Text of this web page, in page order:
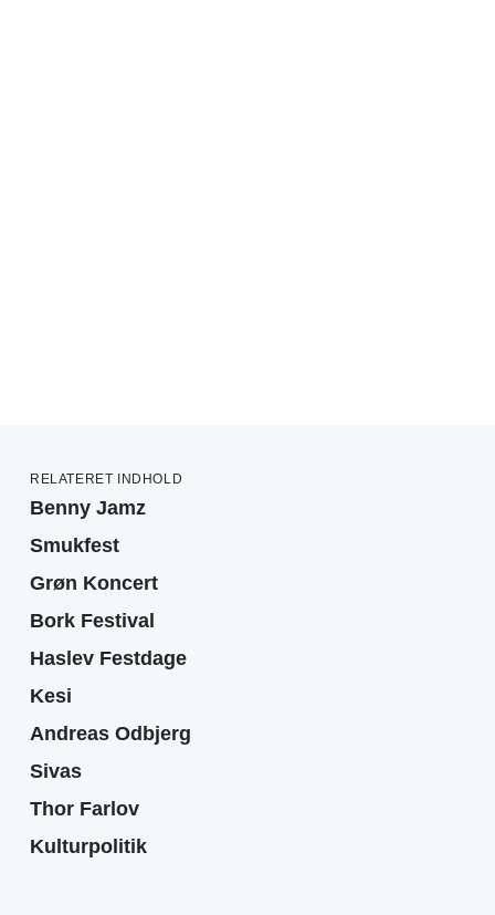
RELATERET INDHOLD
Benny Jamz
Smukfest
Grøn Koncert
Bork Festival
Haslev Festdage
Kesi
Andreas Odbjerg
Sivas
Thor Farlov
Kulturpolitik